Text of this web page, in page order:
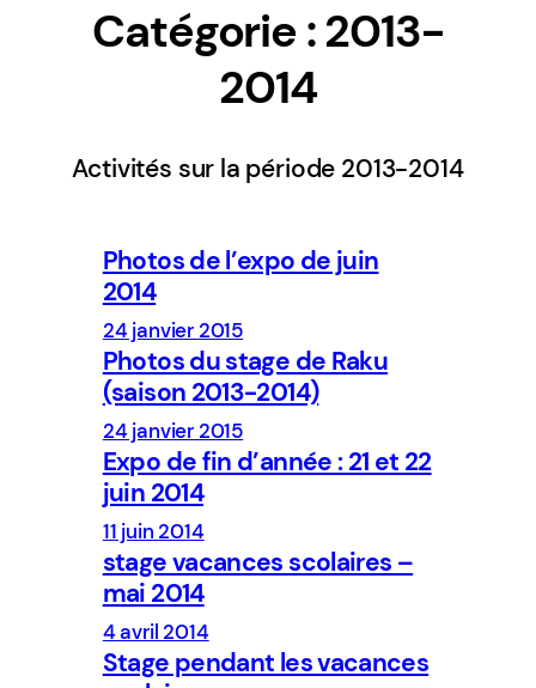
Catégorie :2013-
2014
Activités sur la période 2013-2014
Photos de l’expo de juin
2014
24 janvier 2015
Photos du stage de Raku
(saison 2013-2014)
24 janvier 2015
Expo de fin d’année : 21 et 22
juin 2014
11 juin 2014
stage vacances scolaires –
mai 2014
4 avril 2014
Stage pendant les vacances